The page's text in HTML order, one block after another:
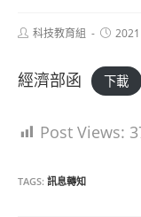
Post科技教育組
Post
經濟部函 下載
Post Views:
TAGS: 訊息轉知